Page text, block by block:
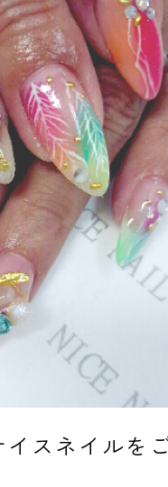
スネイルを